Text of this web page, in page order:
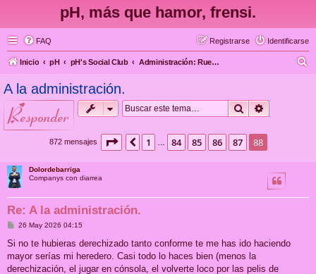
pH, más que hamor, frensi.
FAQ Identificarse
Registrarse
Inicio pH pH's Social Club Administración: Ruegos, quejas y sugerencias
A la administración.
responder Buscar
872 mensajes Página 88de88
Anterior
1 84 85 86 87 88
Dolordebarriga
Companys con diarrea
Re: A la administración.
M
n
a
j
26 May 2026 04:15
Si no te hubieras derechizado tanto conforme te me has ido haciendo
mayor serías mi heredero. Casi todo lo haces bien (menos la
derechización, el jugar en cónsola, el volverte loco por las pelis de